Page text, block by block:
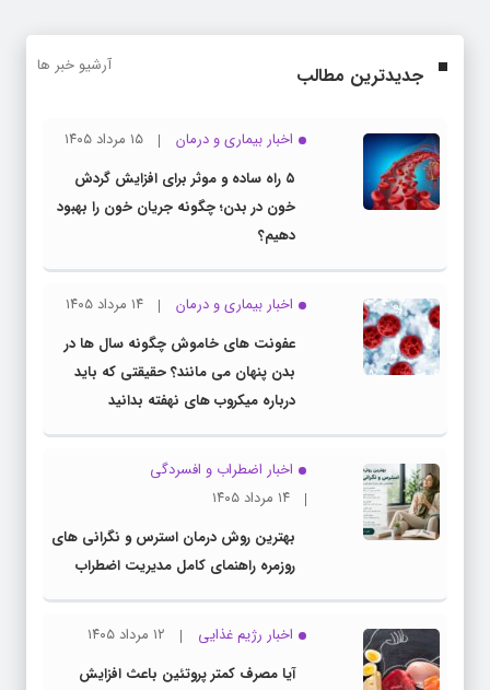
جدیدترین مطالب آرشیو خبر ها
اخبار بیماری و درمان
۱۵ مرداد ۱۴۰۵
۵ راه ساده و موثر برای افزایش گردش
خون در بدن؛ چگونه جریان خون را بهبود
دهیم؟
اخبار بیماری و درمان
۱۴ مرداد ۱۴۰۵
عفونت های خاموش چگونه سال ها در
بدن پنهان می مانند؟ حقیقتی که باید
درباره میکروب های نهفته بدانید
اخبار اضطراب و افسردگی
۱۴ مرداد ۱۴۰۵
بهترین روش درمان استرس و نگرانی های
روزمره راهنمای کامل مدیریت اضطراب
اخبار رژیم غذایی
۱۲ مرداد ۱۴۰۵
آیا مصرف کمتر پروتئین باعث افزایش